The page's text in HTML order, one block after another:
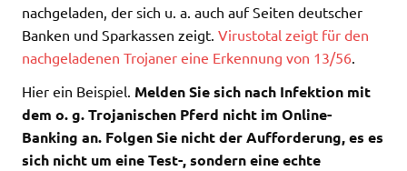
nachgeladen, der sich u. a. auch auf Seiten deutscher
Banken und Sparkassen zeigt. Virustotal zeigt für den
nachgeladenen Trojaner eine Erkennung von 13/56.
Hier ein Beispiel. Melden Sie sich nach Infektion mit
dem o. g. Trojanischen Pferd nicht im Online-
Banking an. Folgen Sie nicht der Aufforderung, es es
sich nicht um eine Test-, sondern eine echte